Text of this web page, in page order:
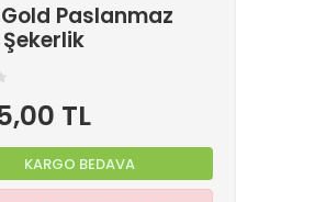
Paslanmaz
TL
KARGO BEDAVA